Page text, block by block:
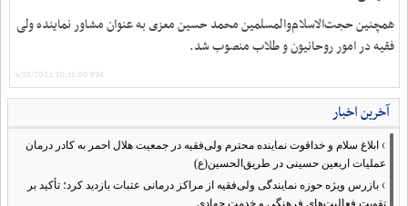
همچنین حجت‌الاسلام‌والمسلمین محمد حسین معزی به عنوان مشاور نماینده ولی
فقیه در امور روحانیون و طلاب منصوب شد.
6/10/2024 10:11:00 PM
آخرین اخبار
› ابلاغ سلام و خداقوت نماینده محترم ولی‌فقیه در جمعیت هلال احمر به کادر درمان
عملیات اربعین حسینی در طریق‌الحسین(ع)
› بازرس ویژه حوزه نمایندگی ولی‌فقیه از مراکز درمانی عتبات بازدید کرد؛ تأکید بر
تقویت فعالیت‌های فرهنگی و خدمت جهادی